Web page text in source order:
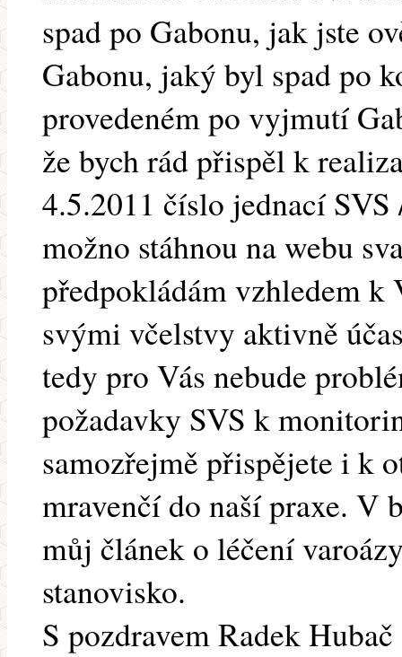
spad po Gabonu, jak jste
Gabonu, jaký byl spad po
provedeném po vyjmutí
že bych rád přispěl k
4.5.2011 číslo jednací
možno stáhnou na webu
předpokládám vzhledem k
svými včelstvy aktivně
tedy pro Vás nebude
požadavky SVS k
samozřejmě přispějete i k
mravenčí do naší praxe. V
můj článek o léčení
stanovisko.
S pozdravem Radek Hubač